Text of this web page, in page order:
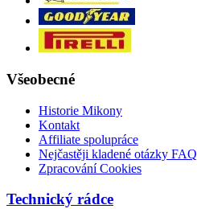
Všeobecné
Historie Mikony
Kontakt
Affiliate spolupráce
Nejčastěji kladené otázky FAQ
Zpracování Cookies
Technický rádce